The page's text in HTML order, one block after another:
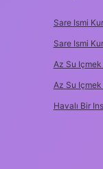
Sare Ismi
Sare Ismi
Az Su Içmek
Az Su Içmek
Havalı Bir